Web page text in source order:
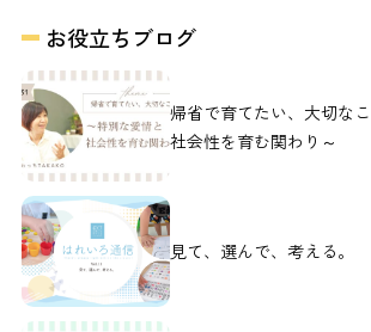
お役立ちブログ
帰省で育てたい、大切な
社会性を育む関わり～
見て、選んで、考える。